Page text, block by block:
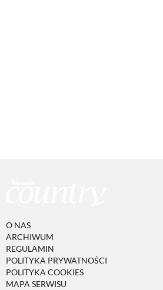
O NAS
ARCHIWUM
REGULAMIN
POLITYKA PRYWATNOŚCI
POLITYKA COOKIES
MAPA SERWISU